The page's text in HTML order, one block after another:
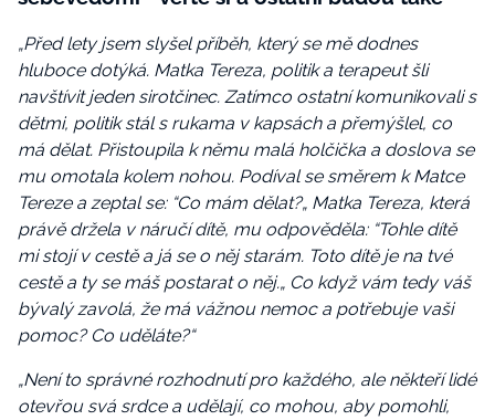
„Před lety jsem slyšel příběh, který se mě dodnes
hluboce dotýká. Matka Tereza, politik a terapeut šli
navštívit jeden sirotčinec. Zatímco ostatní komunikovali s
dětmi, politik stál s rukama v kapsách a přemýšlel, co
má dělat. Přistoupila k němu malá holčička a doslova se
mu omotala kolem nohou. Podíval se směrem k Matce
Tereze a zeptal se: “Co mám dělat?„ Matka Tereza, která
právě držela v náručí dítě, mu odpověděla: “Tohle dítě
mi stojí v cestě a já se o něj starám. Toto dítě je na tvé
cestě a ty se máš postarat o něj.„ Co když vám tedy váš
bývalý zavolá, že má vážnou nemoc a potřebuje vaši
pomoc? Co uděláte?“
„Není to správné rozhodnutí pro každého, ale někteří lidé
otevřou svá srdce a udělají, co mohou, aby pomohli,